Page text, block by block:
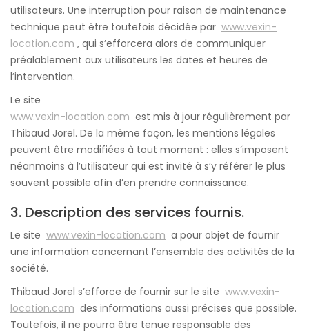
utilisateurs. Une interruption pour raison de maintenance
technique peut être toutefois décidée par www.vexin-
location.com , qui s’efforcera alors de communiquer
préalablement aux utilisateurs les dates et heures de
l’intervention.
Le site
www.vexin-location.com est mis à jour régulièrement par
Thibaud Jorel. De la même façon, les mentions légales
peuvent être modifiées à tout moment : elles s’imposent
néanmoins à l’utilisateur qui est invité à s’y référer le plus
souvent possible afin d’en prendre connaissance.
3. Description des services fournis.
Le site www.vexin-location.com a pour objet de fournir
une information concernant l’ensemble des activités de la
société.
Thibaud Jorel s’efforce de fournir sur le site www.vexin-
location.com des informations aussi précises que possible.
Toutefois, il ne pourra être tenue responsable des